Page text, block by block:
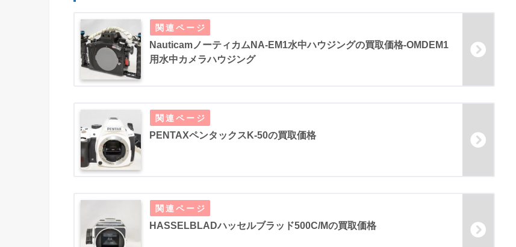
NauticamノーティカムNA-EM1水中ハウジングの買取価格-OMDEM1
用水中カメラハウジング
PENTAXペンタックスK-50の買取価格
HASSELBLADハッセルブラッド500C/Mの買取価格